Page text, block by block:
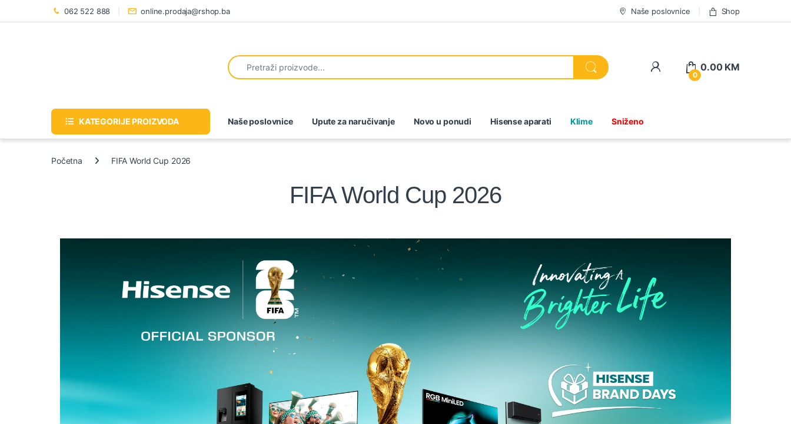
062 522 888 online.prodaja@rshop.ba Naše poslovnice Shop
0
0.00 KM
KATEGORIJE PROIZVODA Naše poslovnice Upute za naručivanje Novo u ponudi Hisense aparati Klime Sniženo
Početna FIFA World Cup 2026
FIFA World Cup 2026